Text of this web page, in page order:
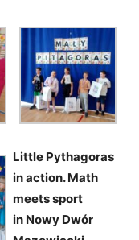
Little Pythagoras
in action. Math
meets sport
in Nowy Dwór